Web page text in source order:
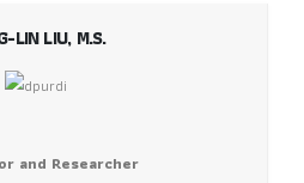
LIN LIU, M.S.
and Researcher